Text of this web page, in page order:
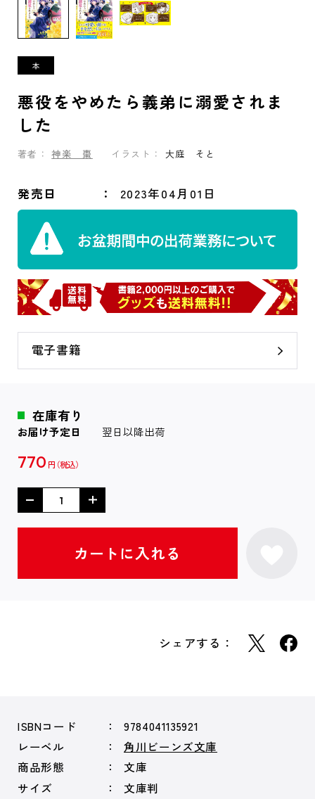
悪役をやめたら義弟に溺愛されま
した
著者： 神楽 棗 イラスト： 大庭 そと
発売日 2023年04月01日
電子書籍
在庫有り
お届け予定日 翌日以降出荷
770 円
シェアする：
ISBNコード
9784041135921
レーベル
角川ビーンズ文庫
商品形態
文庫
サイズ
文庫判